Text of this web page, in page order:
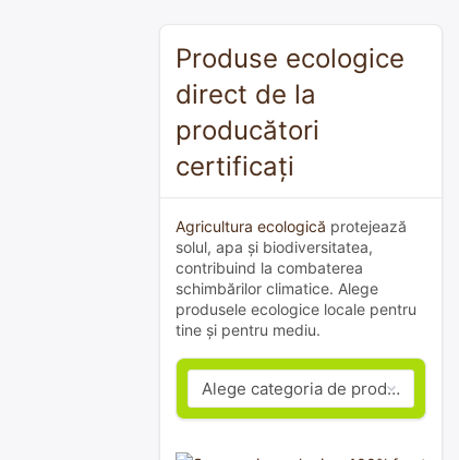
Produse ecologice
direct de la
producători
certificați
Agricultura ecologică protejează
solul, apa și biodiversitatea,
contribuind la combaterea
schimbărilor climatice. Alege
produsele ecologice locale pentru
tine și pentru mediu.